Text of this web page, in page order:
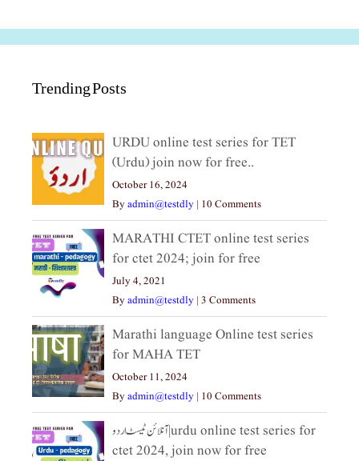
Trending Posts
URDU online test series for TET
(Urdu) join now for free..
October 16, 2024
Byadmin@testdly | 10 Comments
MARATHI CTET online test series
for ctet 2024; join for free
July 4, 2021
Byadmin@testdly | 3 Comments
Marathi language Online test series
for MAHA TET
October 11, 2024
Byadmin@testdly | 10 Comments
آنلائن ٹیسٹ اردو|urdu online test series for
ctet 2024, join now for free